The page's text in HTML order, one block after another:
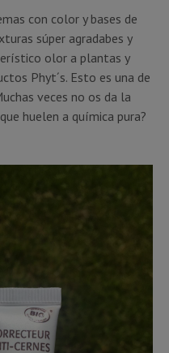
con color y bases de
súper agradabes y
olor a plantas y
Phyt´s. Esto es una de
veces no os da la
huelen a química pura?